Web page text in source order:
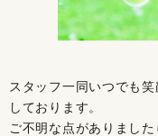
スタッフ一同いつでも
しております。
ご不明な点がありまし